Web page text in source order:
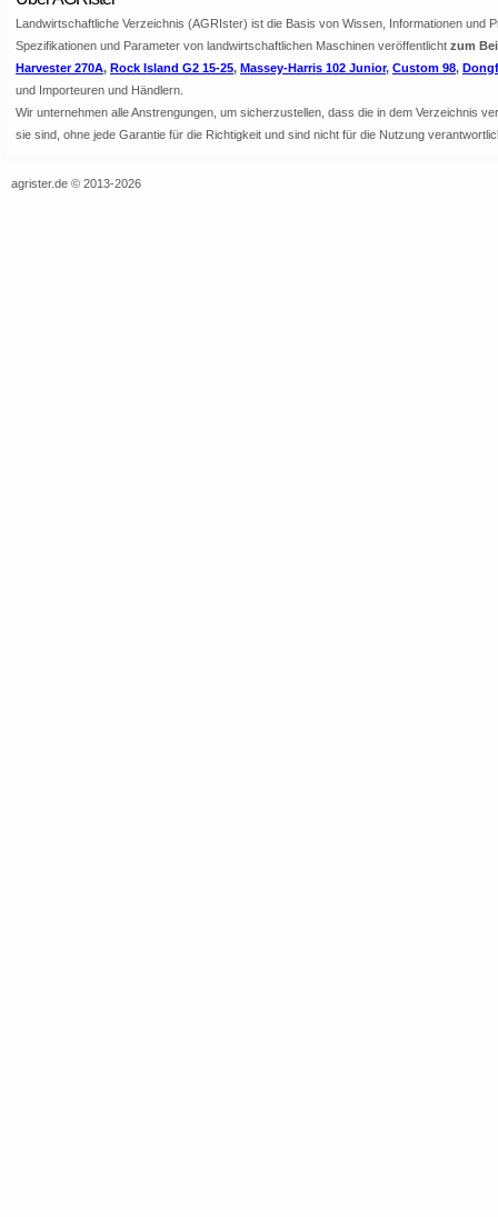
Landwirtschaftliche Verzeichnis (AGRIster) ist die Basis von Wissen, Informationen
Spezifikationen und Parameter von landwirtschaftlichen Maschinen veröffentlicht zum
Harvester 270A, Rock Island G2 15-25, Massey-Harris 102 Junior, Custom 98,
und Importeuren und Händlern.
Wir unternehmen alle Anstrengungen, um sicherzustellen, dass die in dem Verzeichnis
sie sind, ohne jede Garantie für die Richtigkeit und sind nicht für die Nutzung
agrister.de © 2013-2026